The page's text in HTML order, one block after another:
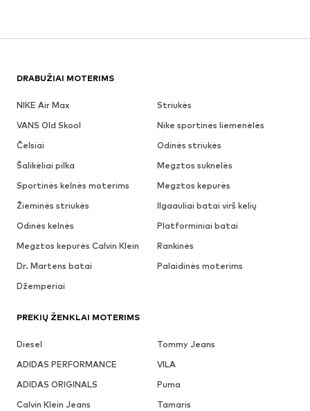
DRABUŽIAI MOTERIMS
NIKE Air Max
Striukės
VANS Old Skool
Nike sportinės liemenėlės
Čelsiai
Odinės striukės
Šalikėliai pilka
Megztos suknelės
Sportinės kelnės moterims
Megztos kepurės
Žieminės striukės
Ilgaauliai batai virš kelių
Odinės kelnės
Platforminiai batai
Megztos kepurės Calvin Klein
Rankinės
Dr. Martens batai
Palaidinės moterims
Džemperiai
PREKIŲ ŽENKLAI MOTERIMS
Diesel
Tommy Jeans
ADIDAS PERFORMANCE
VILA
ADIDAS ORIGINALS
Puma
Calvin Klein Jeans
Tamaris